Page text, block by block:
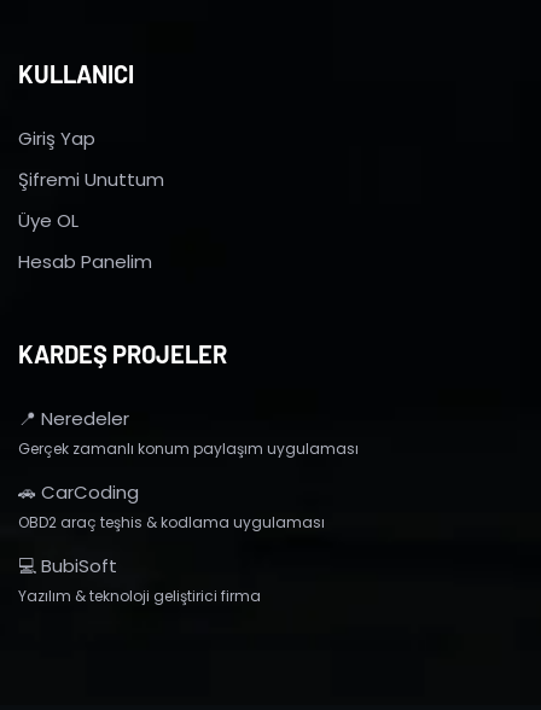
KULLANICI
Giriş Yap
Şifremi Unuttum
Üye OL
Hesab Panelim
KARDEŞ PROJELER
📍 Neredeler
Gerçek zamanlı konum paylaşım uygulaması
🚗 CarCoding
OBD2 araç teşhis & kodlama uygulaması
💻 BubiSoft
Yazılım & teknoloji geliştirici firma